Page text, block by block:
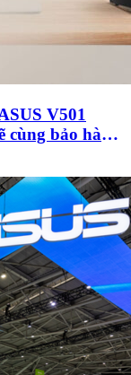
V501
cùng bảo hành